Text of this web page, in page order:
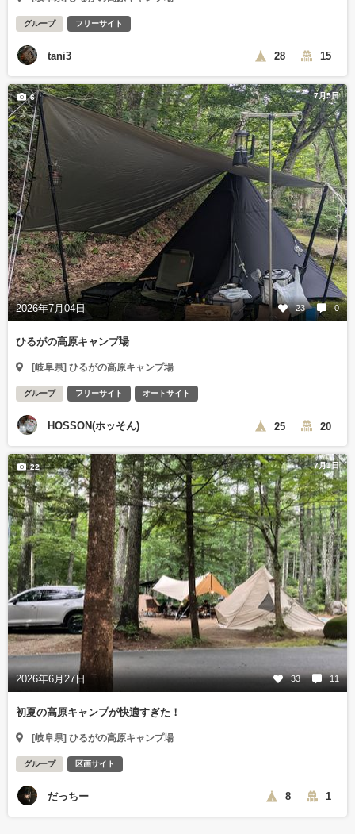
グループ フリーサイト
tani3 28 15
7月5日
2026年7月04日 23 0
6
ひるがの高原キャンプ場
[岐阜県] ひるがの高原キャンプ場
グループ フリーサイト オートサイト
HOSSON(ホッそん) 25 20
7月1日
2026年6月27日 33 11
22
初夏の高原キャンプが快適すぎた！
[岐阜県] ひるがの高原キャンプ場
グループ 区画サイト
だっちー 8 1